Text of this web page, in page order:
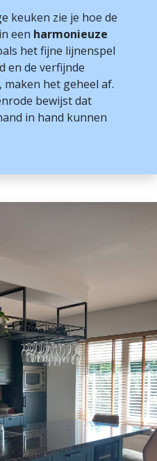
keuken zie je hoe de
een harmonieuze
het fijne lijnenspel
en de verfijnde
het geheel af.
bewijst dat
in hand kunnen